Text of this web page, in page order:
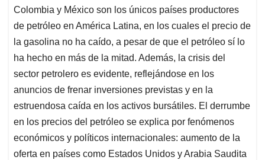
Colombia y México son los únicos países productores
de petróleo en América Latina, en los cuales el precio de
la gasolina no ha caído, a pesar de que el petróleo sí lo
ha hecho en más de la mitad. Además, la crisis del
sector petrolero es evidente, reflejándose en los
anuncios de frenar inversiones previstas y en la
estruendosa caída en los activos bursátiles. El derrumbe
en los precios del petróleo se explica por fenómenos
económicos y políticos internacionales: aumento de la
oferta en países como Estados Unidos y Arabia Saudita